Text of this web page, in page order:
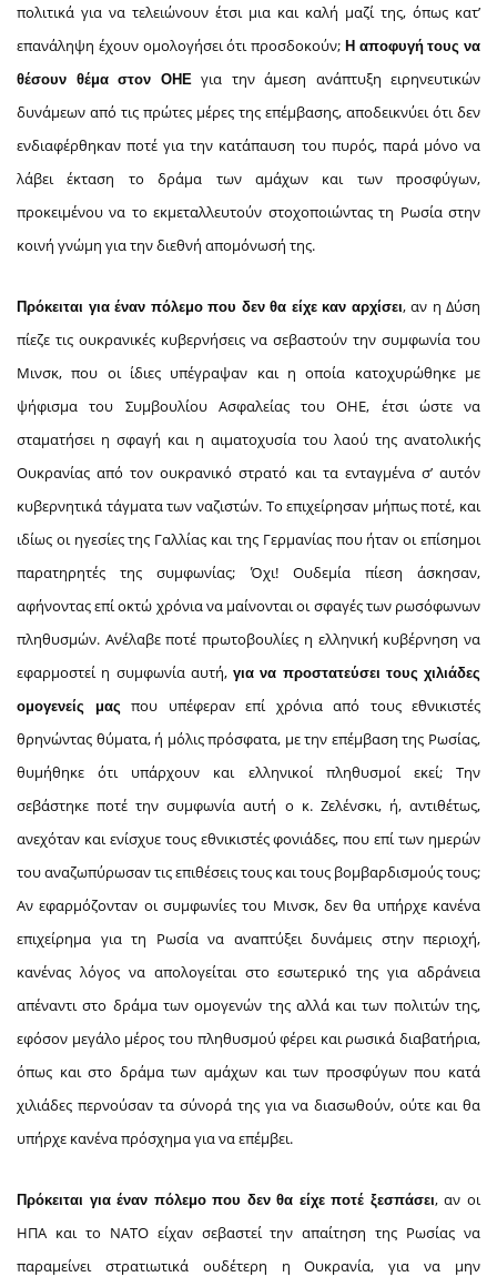
πολιτικά για να τελειώνουν έτσι μια και καλή μαζί της, όπως κατ’
επανάληψη έχουν ομολογήσει ότι προσδοκούν; Η αποφυγή τους να
θέσουν θέμα στον ΟΗΕ για την άμεση ανάπτυξη ειρηνευτικών
δυνάμεων από τις πρώτες μέρες της επέμβασης, αποδεικνύει ότι δεν
ενδιαφέρθηκαν ποτέ για την κατάπαυση του πυρός, παρά μόνο να
λάβει έκταση το δράμα των αμάχων και των προσφύγων,
προκειμένου να το εκμεταλλευτούν στοχοποιώντας τη Ρωσία στην
κοινή γνώμη για την διεθνή απομόνωσή της.
Πρόκειται για έναν πόλεμο που δεν θα είχε καν αρχίσει, αν η Δύση
πίεζε τις ουκρανικές κυβερνήσεις να σεβαστούν την συμφωνία του
Μινσκ, που οι ίδιες υπέγραψαν και η οποία κατοχυρώθηκε με
ψήφισμα του Συμβουλίου Ασφαλείας του ΟΗΕ, έτσι ώστε να
σταματήσει η σφαγή και η αιματοχυσία του λαού της ανατολικής
Ουκρανίας από τον ουκρανικό στρατό και τα ενταγμένα σ’ αυτόν
κυβερνητικά τάγματα των ναζιστών. Το επιχείρησαν μήπως ποτέ, και
ιδίως οι ηγεσίες της Γαλλίας και της Γερμανίας που ήταν οι επίσημοι
παρατηρητές της συμφωνίας; Όχι! Ουδεμία πίεση άσκησαν,
αφήνοντας επί οκτώ χρόνια να μαίνονται οι σφαγές των ρωσόφωνων
πληθυσμών. Ανέλαβε ποτέ πρωτοβουλίες η ελληνική κυβέρνηση να
εφαρμοστεί η συμφωνία αυτή, για να προστατεύσει τους χιλιάδες
ομογενείς μας που υπέφεραν επί χρόνια από τους εθνικιστές
θρηνώντας θύματα, ή μόλις πρόσφατα, με την επέμβαση της Ρωσίας,
θυμήθηκε ότι υπάρχουν και ελληνικοί πληθυσμοί εκεί; Την
σεβάστηκε ποτέ την συμφωνία αυτή ο κ. Ζελένσκι, ή, αντιθέτως,
ανεχόταν και ενίσχυε τους εθνικιστές φονιάδες, που επί των ημερών
του αναζωπύρωσαν τις επιθέσεις τους και τους βομβαρδισμούς τους;
Αν εφαρμόζονταν οι συμφωνίες του Μινσκ, δεν θα υπήρχε κανένα
επιχείρημα για τη Ρωσία να αναπτύξει δυνάμεις στην περιοχή,
κανένας λόγος να απολογείται στο εσωτερικό της για αδράνεια
απέναντι στο δράμα των ομογενών της αλλά και των πολιτών της,
εφόσον μεγάλο μέρος του πληθυσμού φέρει και ρωσικά διαβατήρια,
όπως και στο δράμα των αμάχων και των προσφύγων που κατά
χιλιάδες περνούσαν τα σύνορά της για να διασωθούν, ούτε και θα
υπήρχε κανένα πρόσχημα για να επέμβει.
Πρόκειται για έναν πόλεμο που δεν θα είχε ποτέ ξεσπάσει, αν οι
ΗΠΑ και το ΝΑΤΟ είχαν σεβαστεί την απαίτηση της Ρωσίας να
παραμείνει στρατιωτικά ουδέτερη η Ουκρανία, για να μην